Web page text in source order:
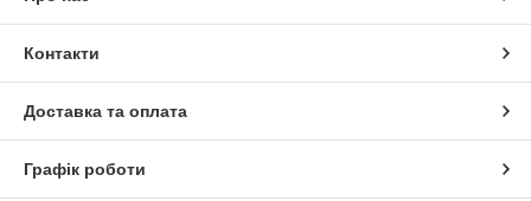
Контакти
Доставка та оплата
Графік роботи